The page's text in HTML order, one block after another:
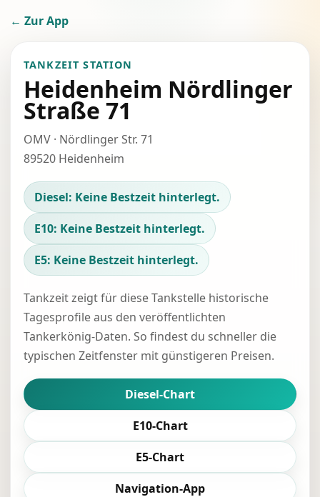
← Zur App
TANKZEIT STATION
Heidenheim Nördlinger
Straße 71
OMV · Nördlinger Str. 71
89520 Heidenheim
Diesel: Keine Bestzeit hinterlegt.
E10: Keine Bestzeit hinterlegt.
E5: Keine Bestzeit hinterlegt.
Tankzeit zeigt für diese Tankstelle historische
Tagesprofile aus den veröffentlichten
Tankerkönig-Daten. So findest du schneller die
typischen Zeitfenster mit günstigeren Preisen.
Diesel-Chart
E10-Chart
E5-Chart
Navigation-App